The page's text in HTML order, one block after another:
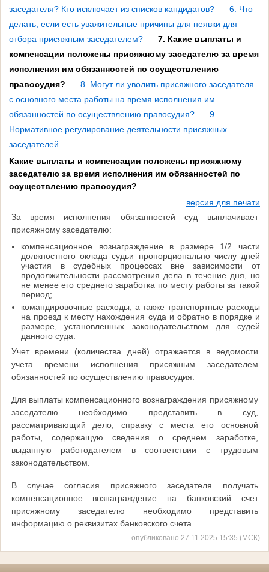
заседателя? Кто исключает из списков кандидатов?
6. Что
делать, если есть уважительные причины для неявки для
отбора присяжным заседателем?
7. Какие выплаты и
компенсации положены присяжному заседателю за время
исполнения им обязанностей по осуществлению
правосудия?
8. Могут ли уволить присяжного заседателя
с основного места работы на время исполнения им
обязанностей по осуществлению правосудия?
9.
Нормативное регулирование деятельности присяжных
заседателей
Какие выплаты и компенсации положены присяжному
заседателю за время исполнения им обязанностей по
осуществлению правосудия?
версия для печати
За время исполнения обязанностей суд выплачивает
присяжному заседателю:
компенсационное вознаграждение в размере 1/2 части
должностного оклада судьи пропорционально числу дней
участия в судебных процессах вне зависимости от
продолжительности рассмотрения дела в течение дня, но
не менее его среднего заработка по месту работы за такой
период;
командировочные расходы, а также транспортные расходы
на проезд к месту нахождения суда и обратно в порядке и
размере, установленных законодательством для судей
данного суда.
Учет времени (количества дней) отражается в ведомости
учета времени исполнения присяжным заседателем
обязанностей по осуществлению правосудия.
Для выплаты компенсационного вознаграждения присяжному
заседателю необходимо представить в суд,
рассматривающий дело, справку с места его основной
работы, содержащую сведения о среднем заработке,
выданную работодателем в соответствии с трудовым
законодательством.
В случае согласия присяжного заседателя получать
компенсационное вознаграждение на банковский счет
присяжному заседателю необходимо представить
информацию о реквизитах банковского счета.
опубликовано 27.11.2025 15:35 (МСК)